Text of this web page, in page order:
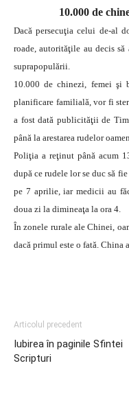
10.000 de
Dacă persecuţia celui de-al
roade, autorităţile au decis să
suprapopulării.
10.000 de chinezi, femei şi
planificare familială, vor fi
a fost dată publicităţii de
până la arestarea rudelor
Poliţia a reţinut până acum
după ce rudele lor se duc să
pe 7 aprilie, iar medicii au
doua zi la dimineaţa la ora 4.
În zonele rurale ale Chinei,
dacă primul este o fată. China
Articolul precedent
Iubirea în paginile Sfintei
Scripturi